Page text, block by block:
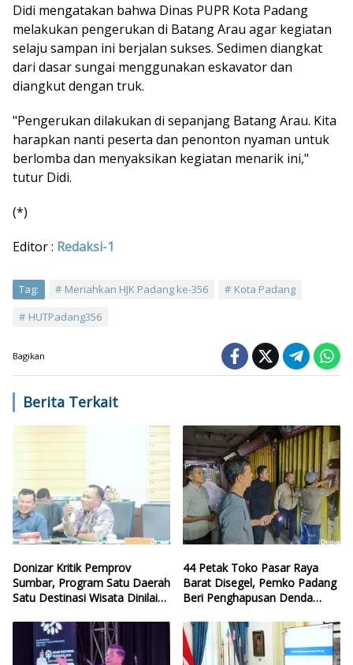
Didi mengatakan bahwa Dinas PUPR Kota Padang
melakukan pengerukan di Batang Arau agar kegiatan
selaju sampan ini berjalan sukses. Sedimen diangkat
dari dasar sungai menggunakan eskavator dan
diangkut dengan truk.
"Pengerukan dilakukan di sepanjang Batang Arau. Kita
harapkan nanti peserta dan penonton nyaman untuk
berlomba dan menyaksikan kegiatan menarik ini,"
tutur Didi.
(*)
Editor : Redaksi-1
Tag: Meriahkan HJK Padang ke-356
Kota Padang
HUTPadang356
Bagikan
Berita Terkait
Donizar Kritik Pemprov
Sumbar, Program Satu Daerah
Satu Destinasi Wisata Dinilai
44 Petak Toko Pasar Raya
Barat Disegel, Pemko Padang
Beri Penghapusan Denda